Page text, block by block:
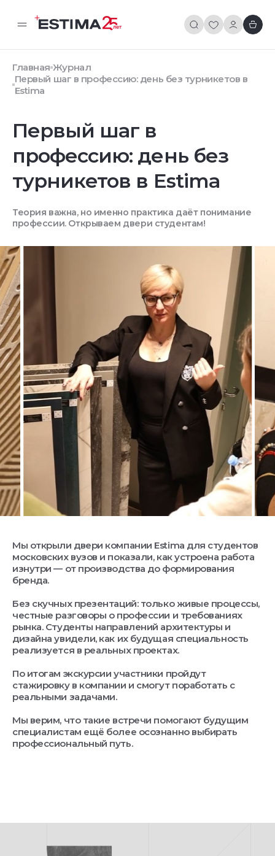
Главная Журнал
Первый шаг в профессию: день без турникетов в
Estima
Первый шаг в
профессию: день без
турникетов в Estima
Теория важна, но именно практика даёт понимание
профессии. Открываем двери студентам!
Мы открыли двери компании Estima для студентов
московских вузов и показали, как устроена работа
изнутри — от производства до формирования
бренда.
Без скучных презентаций: только живые процессы,
честные разговоры о профессии и требованиях
рынка. Студенты направлений архитектуры и
дизайна увидели, как их будущая специальность
реализуется в реальных проектах.
По итогам экскурсии участники пройдут
стажировку в компании и смогут поработать с
реальными задачами.
Мы верим, что такие встречи помогают будущим
специалистам ещё более осознанно выбирать
профессиональный путь.